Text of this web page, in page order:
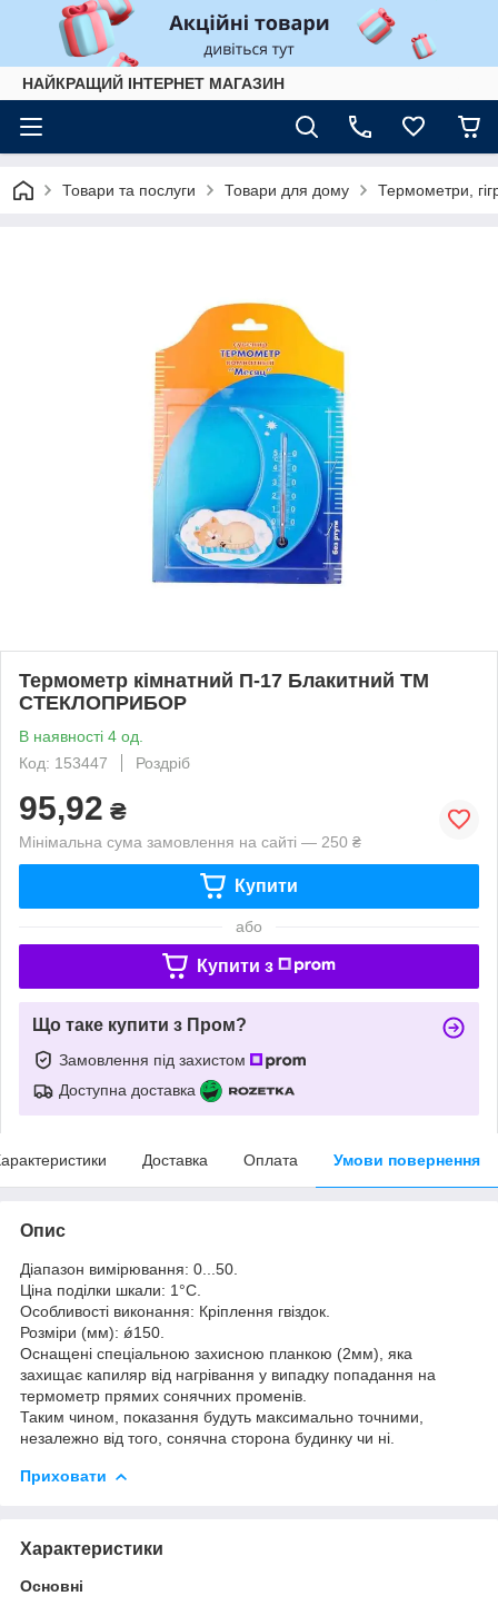
НАЙКРАЩИЙ ІНТЕРНЕТ МАГАЗИН
Товари та послуги Товари для дому Термометри,
Термометр кімнатний П-17 Блакитний ТМ
СТЕКЛОПРИБОР
В наявності 4 од.
Код: 153447
Роздріб
95,92 ₴
Мінімальна сума замовлення на сайті — 250 ₴
Купити
або
Купити з
Що таке купити з Пром?
Замовлення під захистом
Доступна доставка
Доставка Оплата Умови повернення
Опис
Діапазон вимірювання: 0...50.
Ціна поділки шкали: 1°С.
Особливості виконання: Кріплення гвіздок.
Розміри (мм): ǿ150.
Оснащені спеціальною захисною планкою (2мм), яка
захищає капиляр від нагрівання у випадку попадання на
термометр прямих сонячних променів.
Таким чином, показання будуть максимально точними,
незалежно від того, сонячна сторона будинку чи ні.
Приховати
Характеристики
Основні